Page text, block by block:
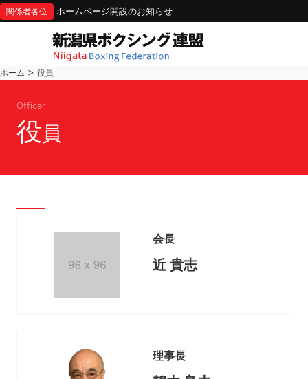
関係者各位 ホームページ開設のお知らせ
ホーム > 役員
Officer
役 員
会長
近 貴志
理事長